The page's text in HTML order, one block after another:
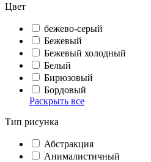
Цвет
бежево-серый
Бежевый
Бежевый холодный
Белый
Бирюзовый
Бордовый
Раскрыть все
Тип рисунка
Абстракция
Анималистичный